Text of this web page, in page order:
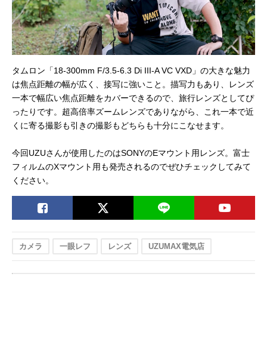
タムロン「18-300mm F/3.5-6.3 Di III-A VC VXD」の大きな魅力
は焦点距離の幅が広く、接写に強いこと。描写力もあり、レンズ
一本で幅広い焦点距離をカバーできるので、旅行レンズとしてぴ
ったりです。超高倍率ズームレンズでありながら、これ一本で近
くに寄る撮影も引きの撮影もどちらも十分にこなせます。
今回UZUさんが使用したのはSONYのEマウント用レンズ。富士
フィルムのXマウント用も発売されるのでぜひチェックしてみて
ください。
カメラ 一眼レフ レンズ UZUMAX電気店